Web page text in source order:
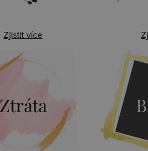
Zjistit více
Ztráta